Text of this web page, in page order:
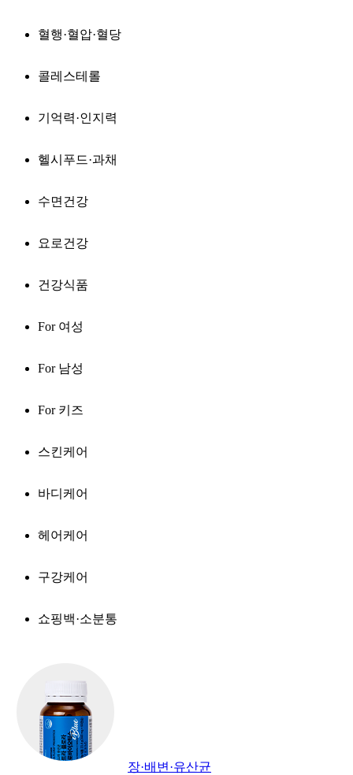
혈행·혈압·혈당
콜레스테롤
기억력·인지력
헬시푸드·과채
수면건강
요로건강
건강식품
For 여성
For 남성
For 키즈
스킨케어
바디케어
헤어케어
구강케어
쇼핑백·소분통
장·배변·유산균